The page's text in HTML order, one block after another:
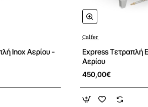
Inox Αερίου -
Calfer
Express Τετραπλή
Αερίου
450,00€